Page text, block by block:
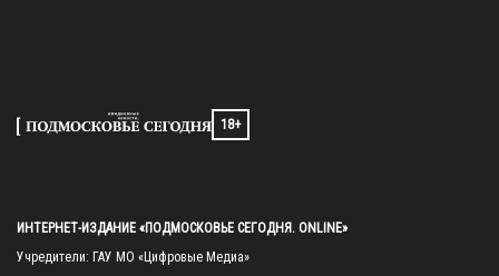
18+
ИНТЕРНЕТ-ИЗДАНИЕ «ПОДМОСКОВЬЕ СЕГОДНЯ. ONLINE»
Учредители: ГАУ МО «Цифровые Медиа»